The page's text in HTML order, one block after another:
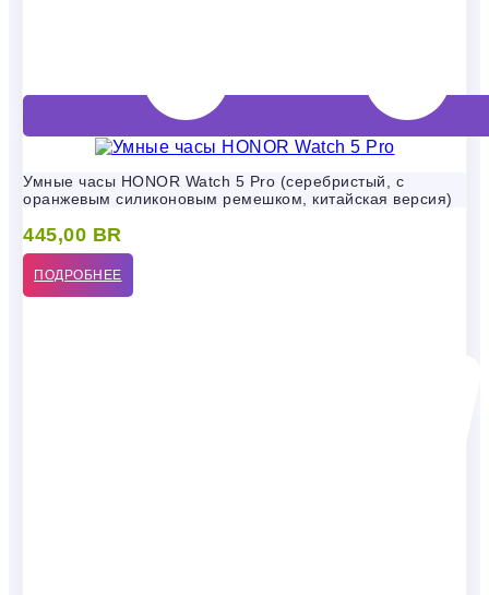
Умные часы HONOR Watch 5 Pro (серебристый, с
оранжевым силиконовым ремешком, китайская версия)
445,00 BR
ПОДРОБНЕЕ